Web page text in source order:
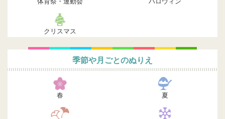
クリスマス
季節や月ごとのぬりえ
春 夏